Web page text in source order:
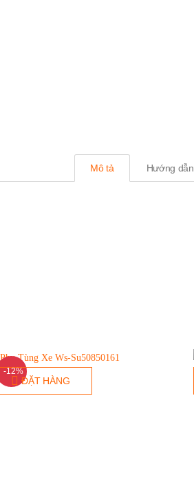
Mô tả Hướng dẫn
-12%
ĐẶT HÀNG